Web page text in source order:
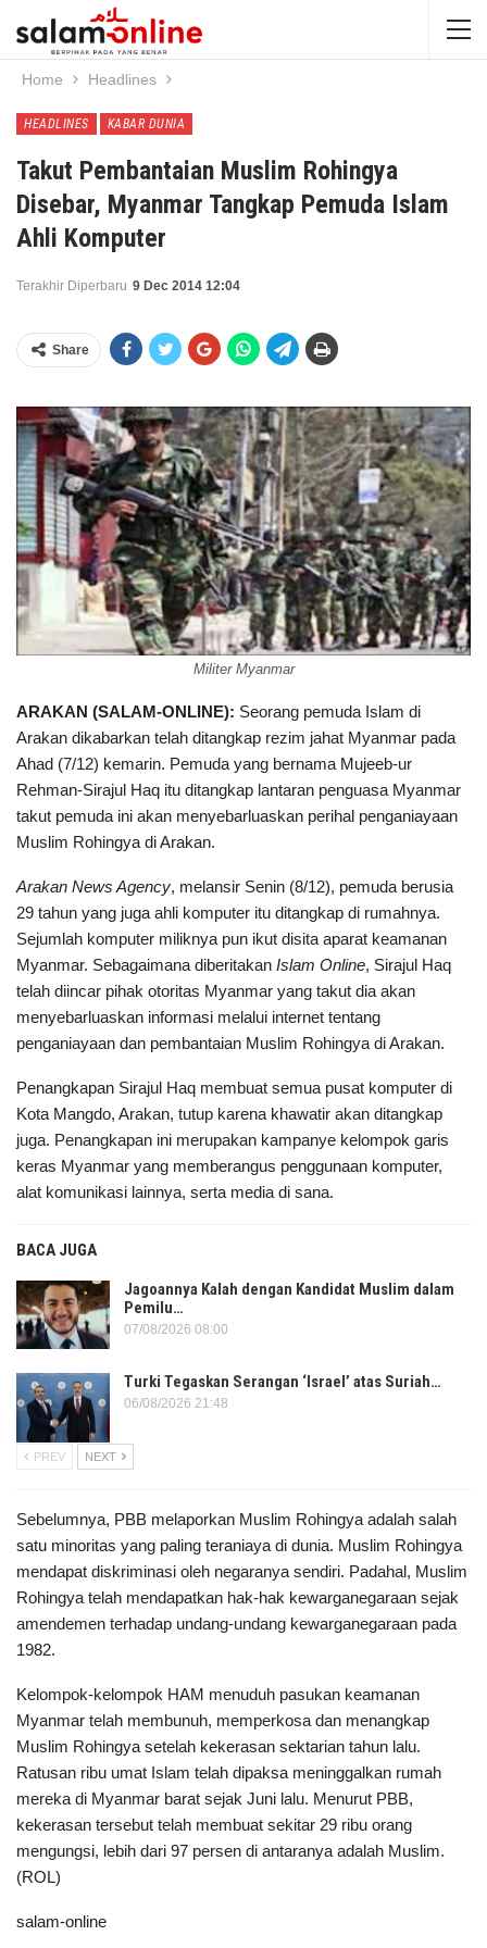
Home Headlines
HEADLINES KABAR DUNIA
Takut Pembantaian Muslim Rohingya
Disebar, Myanmar Tangkap Pemuda Islam
Ahli Komputer
Terakhir Diperbaru 9 Dec 2014 12:04
Share
Militer Myanmar
ARAKAN (SALAM-ONLINE): Seorang pemuda Islam di
Arakan dikabarkan telah ditangkap rezim jahat Myanmar pada
Ahad (7/12) kemarin. Pemuda yang bernama Mujeeb-ur
Rehman-Sirajul Haq itu ditangkap lantaran penguasa Myanmar
takut pemuda ini akan menyebarluaskan perihal penganiayaan
Muslim Rohingya di Arakan.
Arakan News Agency, melansir Senin (8/12), pemuda berusia
29 tahun yang juga ahli komputer itu ditangkap di rumahnya.
Sejumlah komputer miliknya pun ikut disita aparat keamanan
Myanmar. Sebagaimana diberitakan Islam Online, Sirajul Haq
telah diincar pihak otoritas Myanmar yang takut dia akan
menyebarluaskan informasi melalui internet tentang
penganiayaan dan pembantaian Muslim Rohingya di Arakan.
Penangkapan Sirajul Haq membuat semua pusat komputer di
Kota Mangdo, Arakan, tutup karena khawatir akan ditangkap
juga. Penangkapan ini merupakan kampanye kelompok garis
keras Myanmar yang memberangus penggunaan komputer,
alat komunikasi lainnya, serta media di sana.
BACA JUGA
Jagoannya Kalah dengan Kandidat Muslim dalam
Pemilu…
07/08/2026 08:00
Turki Tegaskan Serangan ‘Israel’ atas Suriah…
06/08/2026 21:48
PREV NEXT
Sebelumnya, PBB melaporkan Muslim Rohingya adalah salah
satu minoritas yang paling teraniaya di dunia. Muslim Rohingya
mendapat diskriminasi oleh negaranya sendiri. Padahal, Muslim
Rohingya telah mendapatkan hak-hak kewarganegaraan sejak
amendemen terhadap undang-undang kewarganegaraan pada
1982.
Kelompok-kelompok HAM menuduh pasukan keamanan
Myanmar telah membunuh, memperkosa dan menangkap
Muslim Rohingya setelah kekerasan sektarian tahun lalu.
Ratusan ribu umat Islam telah dipaksa meninggalkan rumah
mereka di Myanmar barat sejak Juni lalu. Menurut PBB,
kekerasan tersebut telah membuat sekitar 29 ribu orang
mengungsi, lebih dari 97 persen di antaranya adalah Muslim.
(ROL)
salam-online